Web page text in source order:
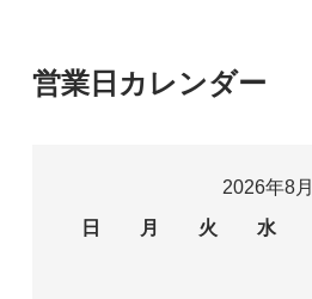
営業日カレンダー
2026年8月
日
月 火 水